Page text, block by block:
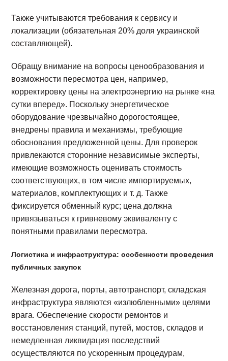
Также учитываются требования к сервису и
локализации (обязательная 20% доля украинской
составляющей).
Обращу внимание на вопросы ценообразования и
возможности пересмотра цен, например,
корректировку цены на электроэнергию на рынке «на
сутки вперед». Поскольку энергетическое
оборудование чрезвычайно дорогостоящее,
внедрены правила и механизмы, требующие
обоснования предложенной цены. Для проверок
привлекаются сторонние независимые эксперты,
имеющие возможность оценивать стоимость
соответствующих, в том числе импортируемых,
материалов, комплектующих и т. д. Также
фиксируется обменный курс; цена должна
привязываться к гривневому эквиваленту с
понятными правилами пересмотра.
Логистика и инфраструктура: особенности проведения
публичных закупок
Железная дорога, порты, автотранспорт, складская
инфраструктура являются «излюбленными» целями
врага. Обеспечение скорости ремонтов и
восстановления станций, путей, мостов, складов и
немедленная ликвидация последствий
осуществляются по ускоренным процедурам,